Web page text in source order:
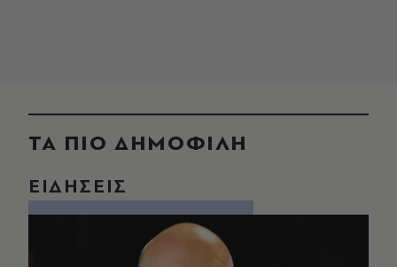
ΤΑ ΠΙΟ ΔΗΜΟΦΙΛΗ
ΕΙΔΗΣΕΙΣ